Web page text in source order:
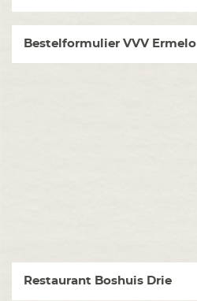
Bestelformulier VVV Ermelo
Restaurant Boshuis Drie